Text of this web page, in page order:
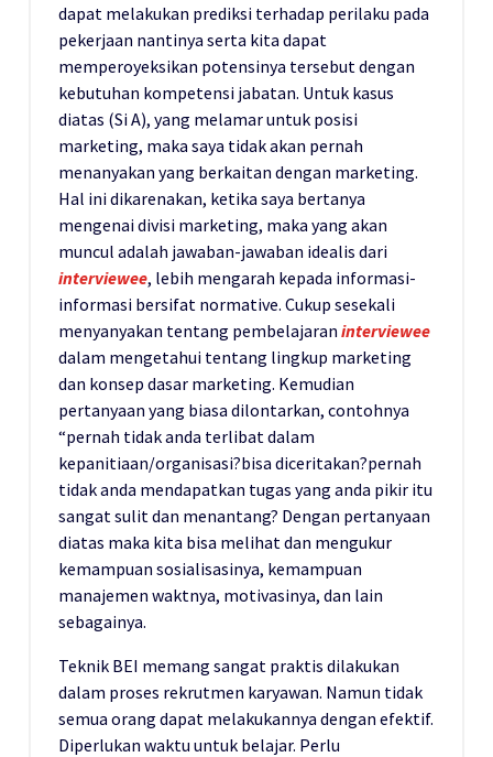
dapat melakukan prediksi terhadap perilaku pada
pekerjaan nantinya serta kita dapat
memperoyeksikan potensinya tersebut dengan
kebutuhan kompetensi jabatan. Untuk kasus
diatas (Si A), yang melamar untuk posisi
marketing, maka saya tidak akan pernah
menanyakan yang berkaitan dengan marketing.
Hal ini dikarenakan, ketika saya bertanya
mengenai divisi marketing, maka yang akan
muncul adalah jawaban-jawaban idealis dari
interviewee, lebih mengarah kepada informasi-
informasi bersifat normative. Cukup sesekali
menyanyakan tentang pembelajaran interviewee
dalam mengetahui tentang lingkup marketing
dan konsep dasar marketing. Kemudian
pertanyaan yang biasa dilontarkan, contohnya
“pernah tidak anda terlibat dalam
kepanitiaan/organisasi?bisa diceritakan?pernah
tidak anda mendapatkan tugas yang anda pikir itu
sangat sulit dan menantang? Dengan pertanyaan
diatas maka kita bisa melihat dan mengukur
kemampuan sosialisasinya, kemampuan
manajemen waktnya, motivasinya, dan lain
sebagainya.
Teknik BEI memang sangat praktis dilakukan
dalam proses rekrutmen karyawan. Namun tidak
semua orang dapat melakukannya dengan efektif.
Diperlukan waktu untuk belajar. Perlu